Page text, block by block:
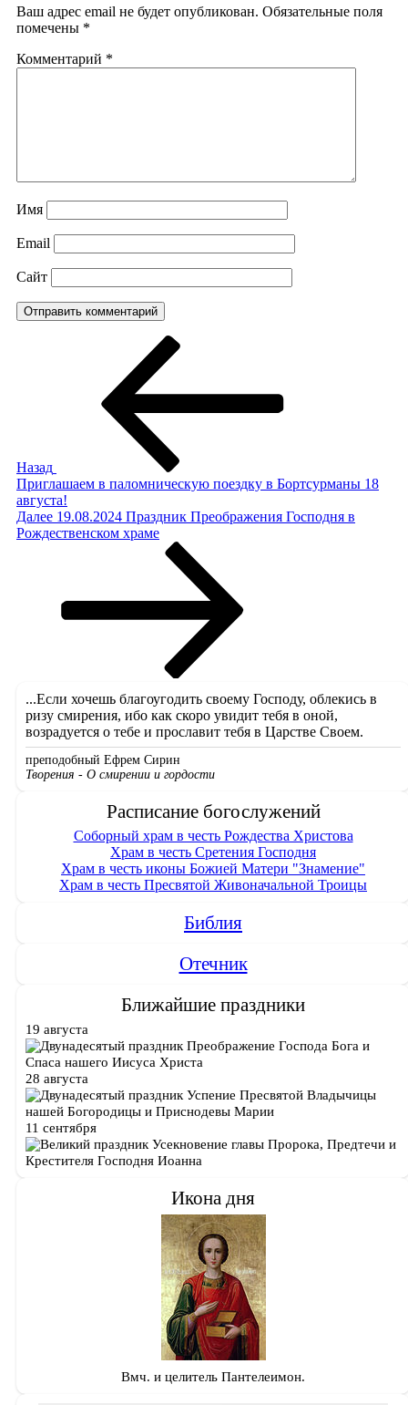
Ваш адрес email не будет опубликован. Обязательные поля
помечены *
Комментарий *
Имя
Email
Сайт
Назад
Приглашаем в паломническую поездку в Бортсурманы 18
августа!
Следующая
запись
Далее 19.08.2024 Праздник Преображения Господня в
Рождественском храме
...Если хочешь благоугодить своему Господу, облекись в
ризу смирения, ибо как скоро увидит тебя в оной,
возрадуется о тебе и прославит тебя в Царстве Своем.
преподобный Ефрем Сирин
Творения - О смирении и гордости
Расписание богослужений
Соборный храм в честь Рождества Христова
Храм в честь Сретения Господня
Храм в честь иконы Божией Матери "Знамение"
Храм в честь Пресвятой Живоначальной Троицы
Библия
Отечник
Ближайшие праздники
19 августа
Преображение Господа Бога и
Спаса нашего Иисуса Христа
28 августа
Успение Пресвятой Владычицы
нашей Богородицы и Приснодевы Марии
11 сентября
Усекновение главы Пророка, Предтечи и
Крестителя Господня Иоанна
Икона дня
Вмч. и целитель Пантелеимон.